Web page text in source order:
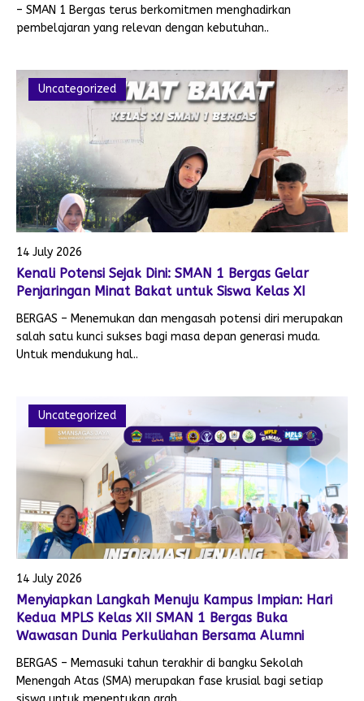
– SMAN 1 Bergas terus berkomitmen menghadirkan
pembelajaran yang relevan dengan kebutuhan..
Uncategorized
14 July 2026
Kenali Potensi Sejak Dini: SMAN 1 Bergas Gelar
Penjaringan Minat Bakat untuk Siswa Kelas XI
BERGAS – Menemukan dan mengasah potensi diri merupakan
salah satu kunci sukses bagi masa depan generasi muda.
Untuk mendukung hal..
Uncategorized
14 July 2026
Menyiapkan Langkah Menuju Kampus Impian: Hari
Kedua MPLS Kelas XII SMAN 1 Bergas Buka
Wawasan Dunia Perkuliahan Bersama Alumni
BERGAS – Memasuki tahun terakhir di bangku Sekolah
Menengah Atas (SMA) merupakan fase krusial bagi setiap